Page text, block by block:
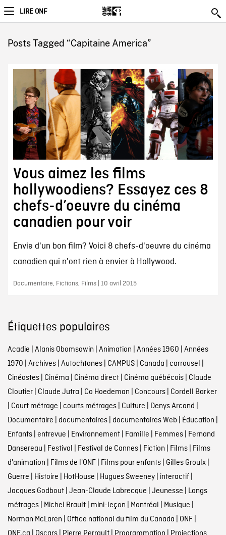
LIRE ONF
Posts Tagged “Capitaine America”
Vous aimez les films
hollywoodiens? Essayez ces 8
chefs-d’oeuvre du cinéma
canadien pour voir
Envie d'un bon film? Voici 8 chefs-d'oeuvre du cinéma
canadien qui n'ont rien à envier à Hollywood.
Documentaire, Fictions, Films | 10 avril 2015
Étiquettes populaires
Acadie | Alanis Obomsawin | Animation | Années 1960 | Années
1970 | Archives| Autochtones| CAMPUS| Canada | carrousel |
Cinéastes| Cinéma | Cinéma direct| Cinéma québécois| Claude
Cloutier| Claude Jutra | Co Hoedeman | Concours| Cordell Barker
| Court métrage | courts métrages| Culture | Denys Arcand |
Documentaire | documentaires| documentaires Web | Éducation |
Enfants| entrevue | Environnement| Famille | Femmes| Fernand
Dansereau | Festival | Festival de Cannes| Fiction | Films| Films
d'animation | Films de l'ONF| Films pour enfants| Gilles Groulx|
Guerre | Histoire | HotHouse | Hugues Sweeney| interactif|
Jacques Godbout| Jean-Claude Labrecque | Jeunesse | Longs
métrages| Michel Brault| mini-leçon | Montréal | Musique |
Norman McLaren | Office national du film du Canada | ONF|